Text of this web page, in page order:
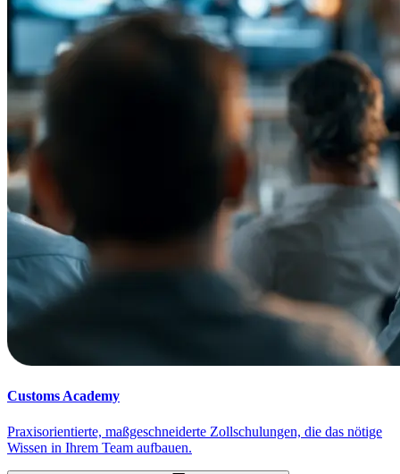
Customs Academy
Praxisorientierte, maßgeschneiderte Zollschulungen, die das nötige
Wissen in Ihrem Team aufbauen.